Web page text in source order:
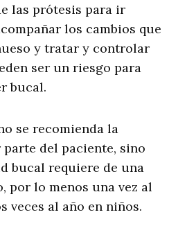
las prótesis para ir
los cambios que
y tratar y controlar
ser un riesgo para
bucal.
se recomienda la
del paciente, sino
bucal requiere de una
por lo menos una vez al
veces al año en niños.